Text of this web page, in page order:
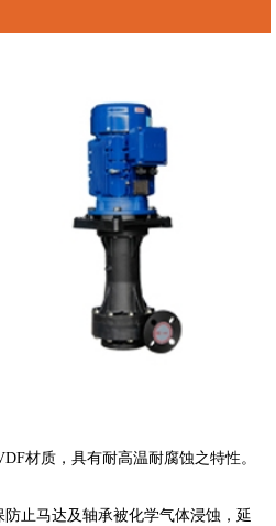
材质，具有耐高温耐腐蚀之特性。
防止马达及轴承被化学气体浸蚀，延